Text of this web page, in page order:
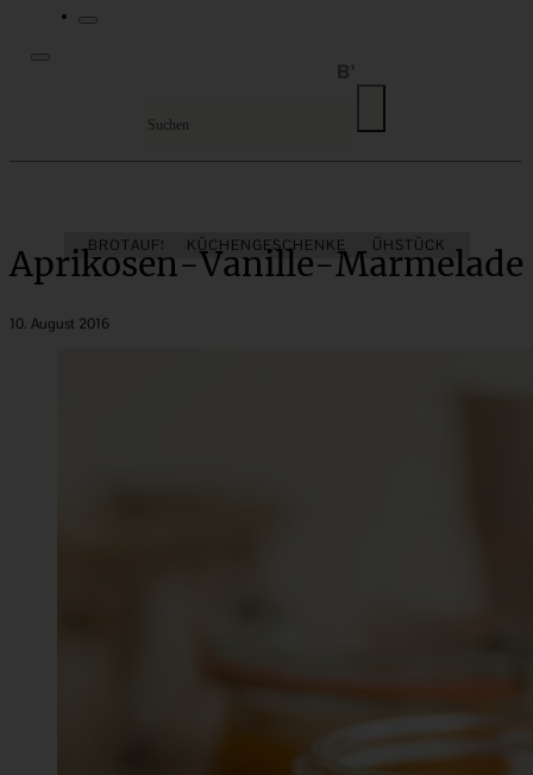
BROTAUFSTRICH BRUNCH & FRÜHSTÜCK
KÜCHENGESCHENKE
Aprikosen-Vanille-Marmelade
10. August 2016